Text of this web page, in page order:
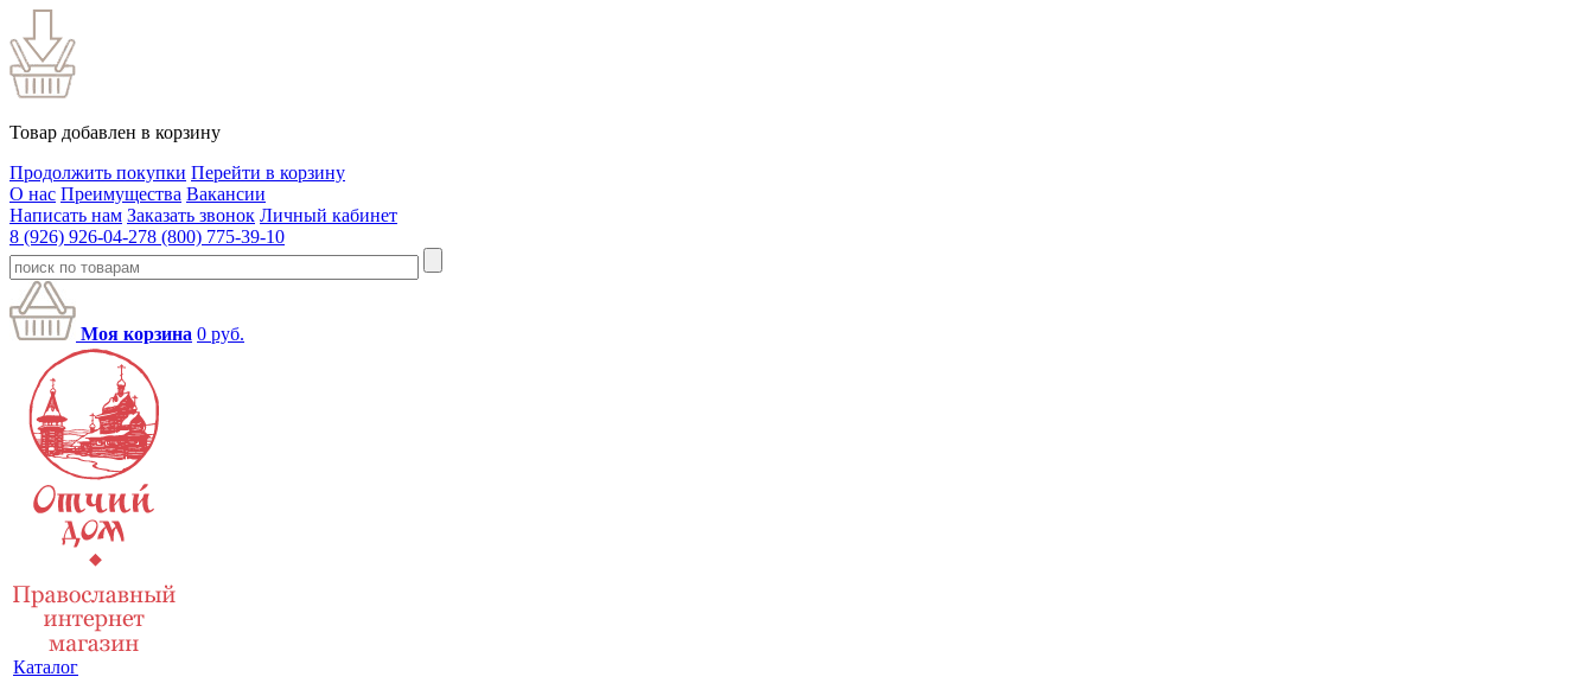
Товар добавлен в корзину
Продолжить покупки Перейти в корзину
О нас Преимущества Вакансии
Написать нам Заказать звонок Личный кабинет
8 (926) 926-04-278 (800) 775-39-10
Моя корзина 0 руб.
Каталог